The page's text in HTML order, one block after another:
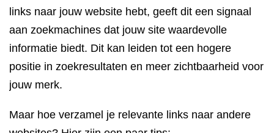
links naar jouw website hebt, geeft dit een signaal
aan zoekmachines dat jouw site waardevolle
informatie biedt. Dit kan leiden tot een hogere
positie in zoekresultaten en meer zichtbaarheid voor
jouw merk.
Maar hoe verzamel je relevante links naar andere